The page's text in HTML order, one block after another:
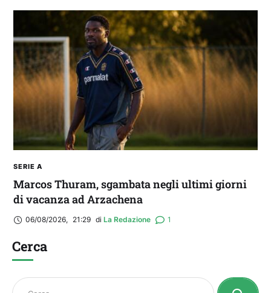
SERIE A
Marcos Thuram, sgambata negli ultimi giorni
di vacanza ad Arzachena
06/08/2026, 21:29 di La Redazione 1
Cerca